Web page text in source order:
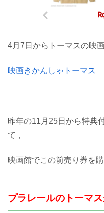
4月7日からトーマスの映
映画きかんしゃトーマス
昨年の11月25日から特典
て，
映画館でこの前売り券を
プラレールのトーマ